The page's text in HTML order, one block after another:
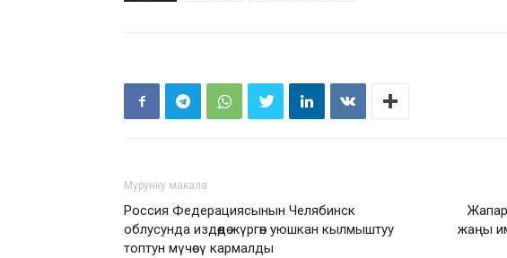
Мурунку макала
Россия Федерациясынын Челябинск
облусунда издөөдө жүргөн уюшкан кылмыштуу
топтун мүчөсү кармалды
жаңы